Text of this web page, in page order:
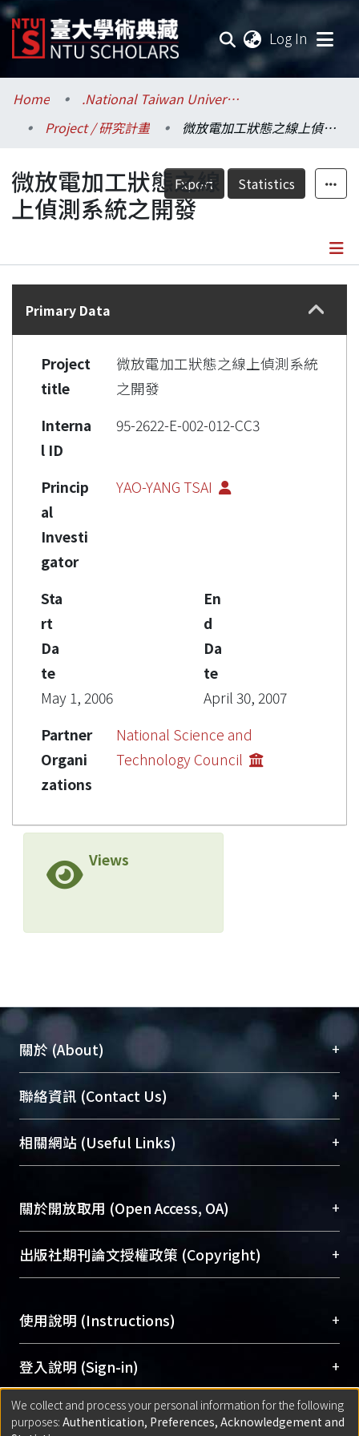
Log In
Communities & Collections
Research Outputs
Fundings & Projects
Researchers
Statistics
Home
.National Taiwan University / 國立臺灣大學
Project / 研究計畫
微放電加工狀態之線上偵測系統之開發
Export Statistics
微放電加工狀態之線
上偵測系統之開發
Details
Primary Data
Project
title
微放電加工狀態之線上偵測系統
之開發
Interna
l ID
95-2622-E-002-012-CC3
Princip
al
Investi
gator
YAO-YANG TSAI
Sta
rt
Da
te
May 1, 2006
En
d
Da
te
April 30, 2007
Partner
Organi
zations
National Science and
Technology Council
Views
關於 (About) +
臺大位居世界頂尖大學之列，為永久珍藏及向國際
展現本校豐碩的研究成果及學術能量，圖書館整合
機構典藏（NTUR）與學術庫（AH）不同功能平
台，成為臺大學術典藏NTU scholars。期能整合研
成果。
To permanently archive and promote researcher
profiles and scholarly works, Library integrates the
services of “NTU Repository” with “Academic
聯絡資訊 (Contact Us) +
總館學科館員(Main Library)
醫學圖書館學科館員(Medical Library)
Sciences Library)
相關網站 (Useful Links) +
關於開放取用 (Open Access, OA) +
開放取用是從使用者角度提升資訊取用性的社會運
動，應用在學術研究上是透過將研究著作公開供使
用逐年攀升。同時可加速研究發展、提升研究影響
Archive）平台。 （點選深入了解OA）
出版社期刊論文授權政策 (Copyright) +
含部分內容的版權非匯入者所有，或由第三方贊
助與合作完成，請確認該版權所有者及第三方同
意提供此授權。
Please represent that the submission is your
original work, and that you have the right to
grant the rights to upload.
使用說明 (Instructions) +
網站簡介(Quickstart Guide)
使用手冊(Instruction Manual)
線上預約服務(Booking Service)
登入說明 (Sign-in) +
方案一：臺灣大學計算機中心帳號登入
匯入著作 (Submission) +
We collect and process your personal information for the following
purposes: Authentication, Preferences, Acknowledgement and